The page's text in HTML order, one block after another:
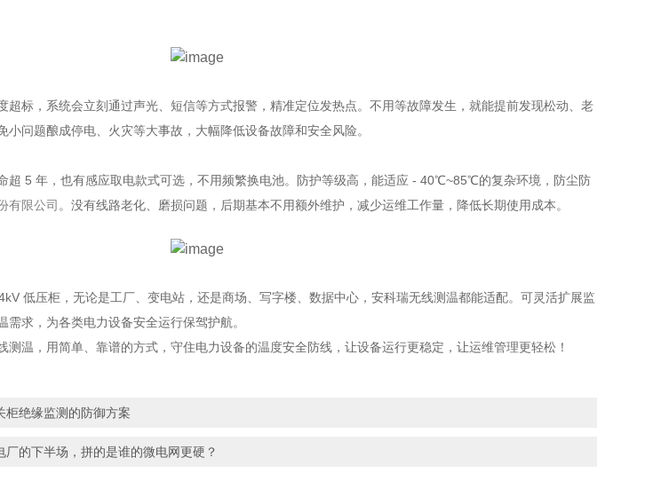
超标，系统会立刻通过声光、短信等方式报警，精准定位发热点。不用等故障发生，就能提前发现松动、老
问题酿成停电、火灾等大事故，大幅降低设备故障和安全风险。
超 5 年，也有感应取电款式可选，不用频繁换电池。防护等级高，能适应 - 40℃~85℃的复杂环境，防尘防
有限公司 。没有线路老化、磨损问题，后期基本不用额外维护，减少运维工作量，降低长期使用成本。
低压柜，无论是工厂、变电站，还是商场、写字楼、数据中心，安科瑞无线测温都能适配。可灵活扩展监
求，为各类电力设备安全运行保驾护航。
测温，用简单、靠谱的方式，守住电力设备的温度安全防线，让设备运行更稳定，让运维管理更轻松！
柜绝缘监测的防御方案
厂的下半场，拼的是谁的微电网更硬？